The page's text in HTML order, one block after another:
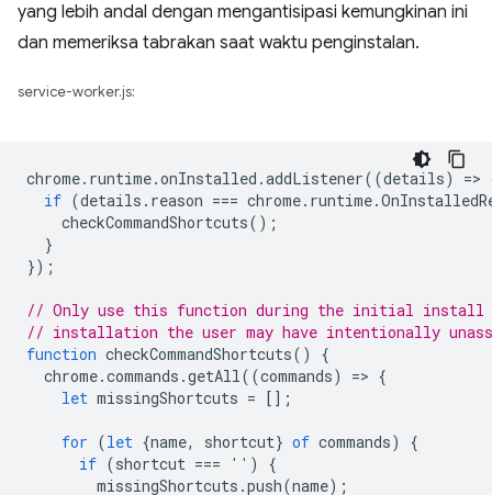
yang lebih andal dengan mengantisipasi kemungkinan ini
dan memeriksa tabrakan saat waktu penginstalan.
service-worker.js:
chrome. runtime.onInstalled .addListener((details) =>
if (details . reason === chrome. runtime.
checkCommandShortcuts();
}
});
// Only use this function during the initial install
// installation the user may have intentionally
function checkCommandShortcuts()
{
chrome.commands .getAll((commands) => {
let missingShortcuts = [];
for (let {name, shortcut} of commands)
{
if (shortcut === '' )
{
missingShortcuts .push(name);